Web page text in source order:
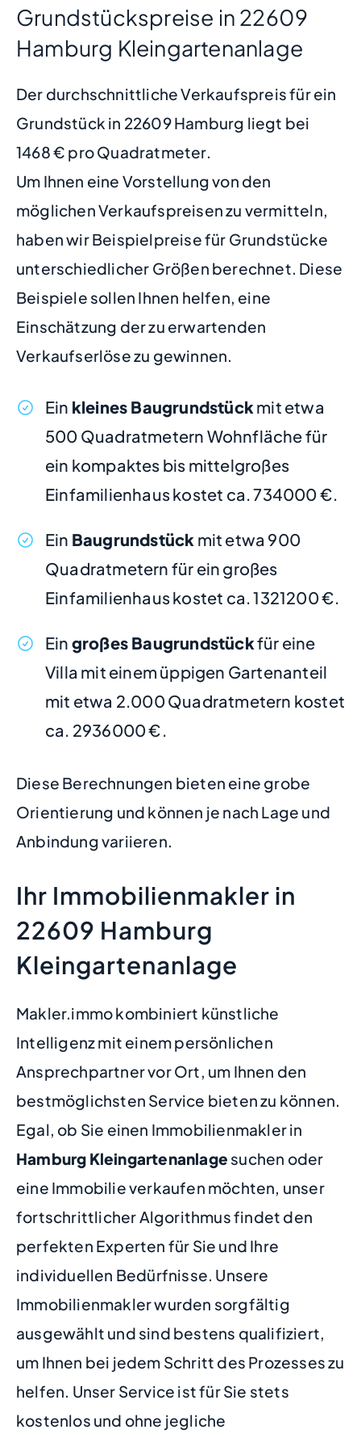
Grundstückspreise in 22609
Hamburg Kleingartenanlage
Der durchschnittliche Verkaufspreis für ein
Grundstück in 22609 Hamburg liegt bei
1468 € pro Quadratmeter.
Um Ihnen eine Vorstellung von den
möglichen Verkaufspreisen zu vermitteln,
haben wir Beispielpreise für Grundstücke
unterschiedlicher Größen berechnet. Diese
Beispiele sollen Ihnen helfen, eine
Einschätzung der zu erwartenden
Verkaufserlöse zu gewinnen.
Ein kleines Baugrundstückmit etwa
500 Quadratmetern Wohnfläche für
ein kompaktes bis mittelgroßes
Einfamilienhaus kostet ca. 734000 €.
Ein Baugrundstück mit etwa 900
Quadratmetern für ein großes
Einfamilienhaus kostet ca. 1321200 €.
Ein großes Baugrundstückfür eine
Villa mit einem üppigen Gartenanteil
mit etwa 2.000 Quadratmetern kostet
ca. 2936000 €.
Diese Berechnungen bieten eine grobe
Orientierung und können je nach Lage und
Anbindung variieren.
Ihr Immobilienmakler in
22609 Hamburg
Kleingartenanlage
Makler.immo kombiniert künstliche
Intelligenz mit einem persönlichen
Ansprechpartner vor Ort, um Ihnen den
bestmöglichsten Service bieten zu können.
Egal, ob Sie einen Immobilienmakler in
Hamburg Kleingartenanlage suchen oder
eine Immobilie verkaufen möchten, unser
fortschrittlicher Algorithmus findet den
perfekten Experten für Sie und Ihre
individuellen Bedürfnisse. Unsere
Immobilienmakler wurden sorgfältig
ausgewählt und sind bestens qualifiziert,
um Ihnen bei jedem Schritt des Prozesses zu
helfen. Unser Service ist für Sie stets
kostenlos und ohne jegliche